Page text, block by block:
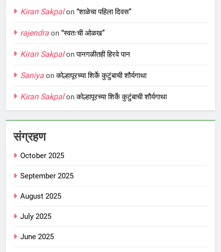
Kiran Sakpalon “शाळेचा पहिला दिवस”
rajendra on “स्वतःची ओळख”
Kiran Sakpalonपानगळीतही हिरवे पान
Saniya onकोल्हापूरच्या शिर्के कुटुंबाची शौर्यगाथा
Kiran Sakpalonकोल्हापूरच्या शिर्के कुटुंबाची शौर्यगाथा
संग्रहण
October 2025
September 2025
August 2025
July 2025
June 2025